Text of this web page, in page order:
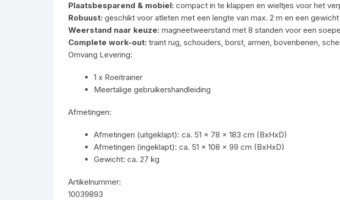
Plaatsbesparend & mobiel: compact in te klappen en wieltjes voor het
Robuust: geschikt voor atleten met een lengte van max. 2 m en een gewicht
Weerstand naar keuze: magneetweerstand met 8 standen voor een
Complete work-out: traint rug, schouders, borst, armen, bovenbenen,
Omvang Levering:
1 x Roeitrainer
Meertalige gebruikershandleiding
Afmetingen:
Afmetingen (uitgeklapt): ca. 51 x 78 x 183 cm (BxHxD)
Afmetingen (ingeklapt): ca. 51 x 108 x 99 cm (BxHxD)
Gewicht: ca. 27 kg
Artikelnummer:
10039893